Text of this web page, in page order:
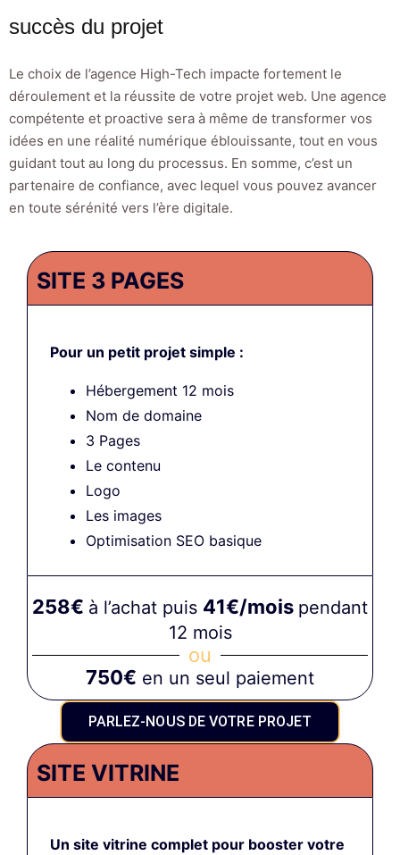
succès du projet
Le choix de l’agence High-Tech impacte fortement le
déroulement et la réussite de votre projet web. Une agence
compétente et proactive sera à même de transformer vos
idées en une réalité numérique éblouissante, tout en vous
guidant tout au long du processus. En somme, c’est un
partenaire de confiance, avec lequel vous pouvez avancer
en toute sérénité vers l’ère digitale.
SITE 3 PAGES
Pour un petit projet simple :
Hébergement 12 mois
Nom de domaine
3 Pages
Le contenu
Logo
Les images
Optimisation SEO basique
258€ à l’achat puis 41€/mois pendant
12 mois
ou
750€ en un seul paiement
PARLEZ-NOUS DE VOTRE PROJET
SITE VITRINE
Un site vitrine complet pour booster votre